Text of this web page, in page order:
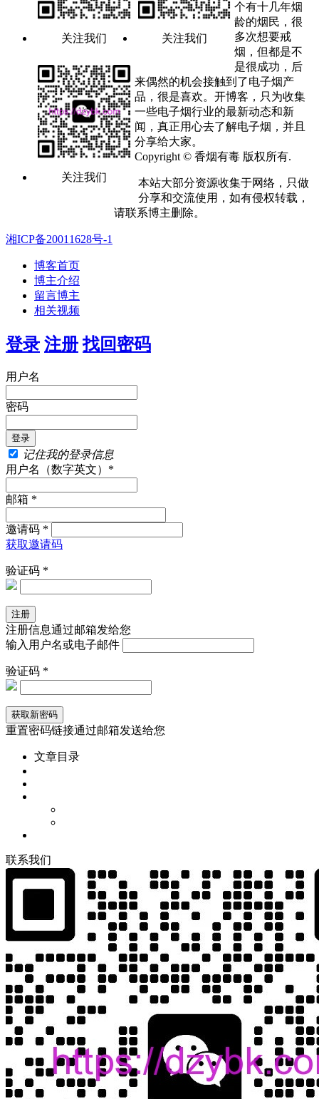
关注我们 关注我们
关注我们
个有十几年烟
龄的烟民，很
多次想要戒
烟，但都是不
是很成功，后
来偶然的机会接触到了电子烟产
品，很是喜欢。开博客，只为收集
一些电子烟行业的最新动态和新
闻，真正用心去了解电子烟，并且
分享给大家。
Copyright © 香烟有毒 版权所有.
本站大部分资源收集于网络，只做
分享和交流使用，如有侵权转载，
请联系博主删除。
湘ICP备20011628号-1
博客首页
博主介绍
留言博主
相关视频
登录 注册 找回密码
用户名
密码
记住我的登录信息
用户名（数字英文）*
邮箱 *
邀请码 *
获取邀请码
验证码 *
注册信息通过邮箱发给您
输入用户名或电子邮件
验证码 *
重置密码链接通过邮箱发送给您
文章目录
联系我们